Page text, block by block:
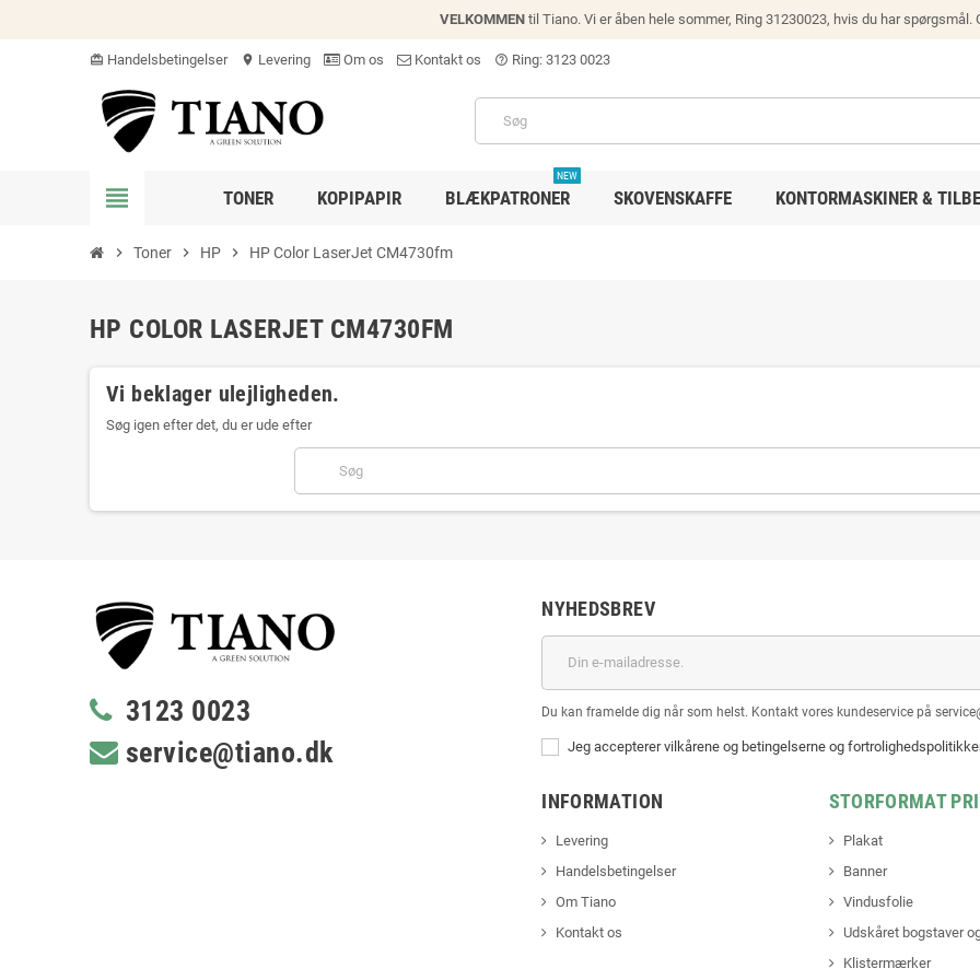
VELKOMMEN til Tiano. Vi er åben hele sommer, Ring 31230023, hvis du har spørgsmål.
card_giftcard Handelsbetingelser location_on Levering Om os Kontakt os help_outline Ring: 3123 0023
view_headline TONER KOPIPAPIR BLÆKPATRONER
NEW
SKOVENSKAFFE KONTORMASKINER &
chevron_right Toner chevron_right HP chevron_right HP Color LaserJet CM4730fm
HP COLOR LASERJET CM4730FM
Vi beklager ulejligheden.
Søg igen efter det, du er ude efter
3123 0023
service@tiano.dk
NYHEDSBREV
Du kan framelde dig når som helst. Kontakt vores kundeservice på
Jeg accepterer vilkårene og betingelserne og
INFORMATION
Levering
Handelsbetingelser
Om Tiano
Kontakt os
STORFORMAT
Plakat
Banner
Vindusfolie
Udskåret bogstaver
Klistermærker